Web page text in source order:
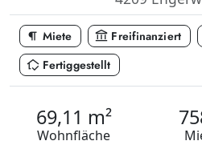
format_paragraph Miete account_balance Freifinanziert
in_home_mode Fertiggestellt
69,11 m²
Wohnfläche